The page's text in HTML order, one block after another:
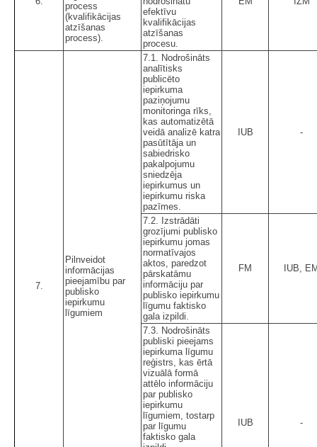
process
(kvalifikācijas
atzīšanas
process).
efektīvu
kvalifikācijas
atzīšanas
procesu.
7.
Pilnveidot
informācijas
pieejamību par
publisko
iepirkumu
līgumiem
7.1. Nodrošināts
analītisks
publicēto
iepirkuma
paziņojumu
monitoringa rīks,
kas automatizētā
veidā analizē katra
pasūtītāja un
sabiedrisko
pakalpojumu
sniedzēja
iepirkumus un
iepirkumu riska
pazīmes.
IUB -
7.2. Izstrādāti
grozījumi publisko
iepirkumu jomas
normatīvajos
aktos, paredzot
pārskatāmu
informāciju par
publisko iepirkumu
līgumu faktisko
gala izpildi.
FM IUB,
7.3. Nodrošināts
publiski pieejams
iepirkuma līgumu
reģistrs, kas ērtā
vizuālā formā
attēlo informāciju
par publisko
iepirkumu
līgumiem, tostarp
par līgumu
faktisko gala
IUB -